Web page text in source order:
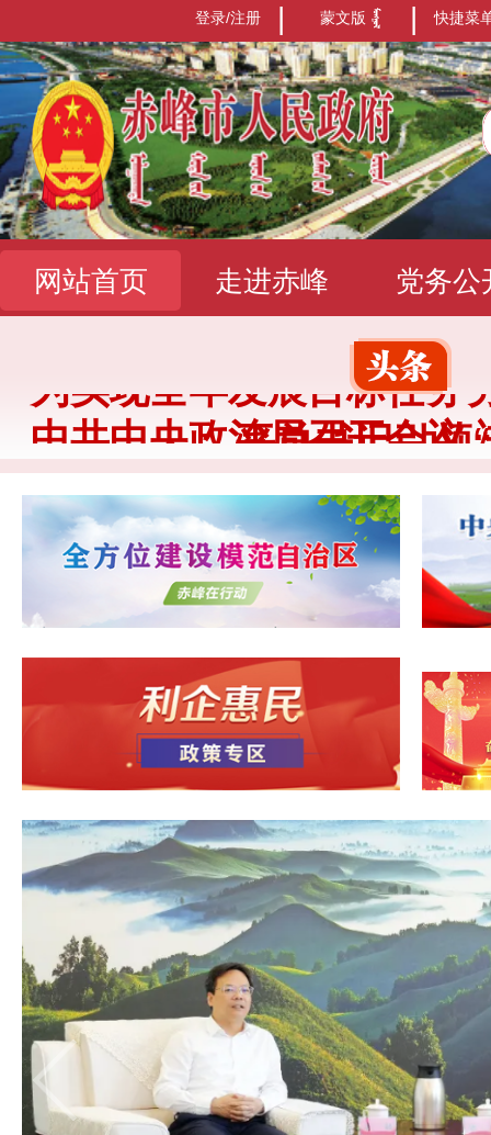
快捷菜
|
蒙文版
|
登录/注册
网站首页 走进赤峰 党务公
数据发
中共中央政治局召开会议
中全会 分析研
中共中央召开党外人士座
发表重要讲
习近平致电祝贺诺瓦当选
西比总统
习近平对侨务工作
习近平同巴西总统
不断增强党的思
中共中央 国务院印发《
工作的意见
习近平对基础教育工
“努力让每个孩子都能享
育” ——习近
李强主持召开国务
中国制造加速涌现
习近平会见哈萨克斯
习近平在上海
中塔人士共话《习近平谈
李强签署国务院令 公布